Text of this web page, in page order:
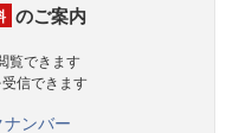
のご案内
覧できます
信できます
ナンバー